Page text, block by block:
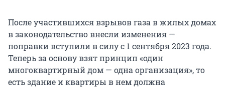
После участившихся взрывов газа в жилых домах
в законодательство внесли изменения —
поправки вступили в силу с 1 сентября 2023 года.
Теперь за основу взят принцип «один
многоквартирный дом — одна организация», то
есть здание и квартиры в нем должна